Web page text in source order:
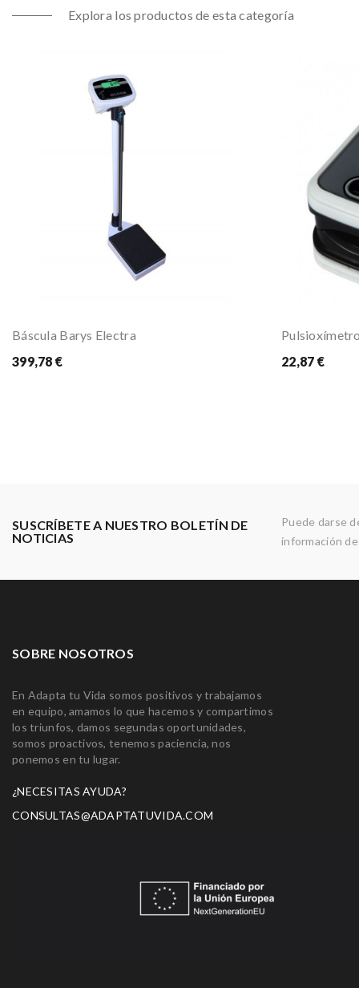
Explora los productos de esta categoría
Báscula Barys Electra
399,78 €
22,87 €
SUSCRÍBETE A NUESTRO BOLETÍN DE
NOTICIAS
Puede darse
información
SOBRE NOSOTROS
En Adapta tu Vida somos positivos y trabajamos
en equipo, amamos lo que hacemos y compartimos
los triunfos, damos segundas oportunidades,
somos proactivos, tenemos paciencia, nos
ponemos en tu lugar.
¿NECESITAS AYUDA?
CONSULTAS@ADAPTATUVIDA.COM